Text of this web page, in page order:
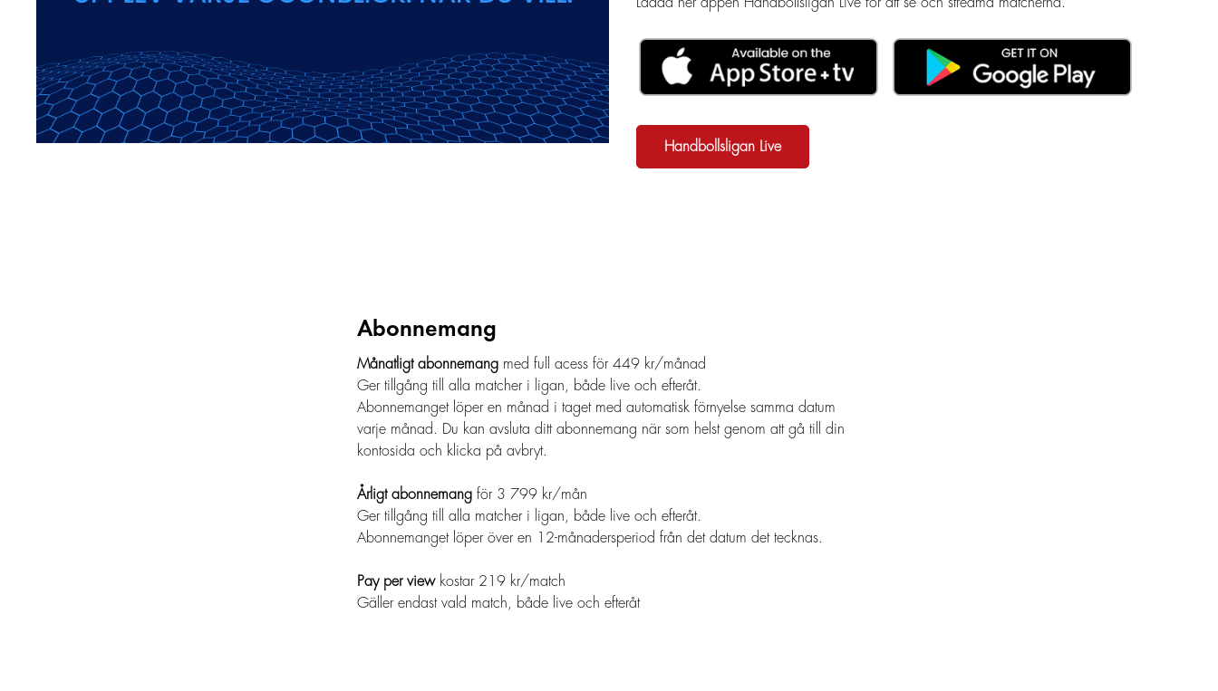
Handbollsligan Live
Abonnemang
Månatligt abonnemang med full acess för 449 kr/månad
Ger tillgång till alla matcher i ligan, både live och efteråt.
Abonnemanget löper en månad i taget med automatisk förnyelse samma datum
varje månad. Du kan avsluta ditt abonnemang när som helst genom att gå till din
kontosida och klicka på avbryt.
Årligt abonnemangför 3 799 kr/mån
Ger tillgång till alla matcher i ligan, både live och efteråt.
Abonnemanget löper över en 12-månadersperiod från det datum det tecknas.
Pay per view kostar 219 kr/match
Gäller endast vald match, både live och efteråt